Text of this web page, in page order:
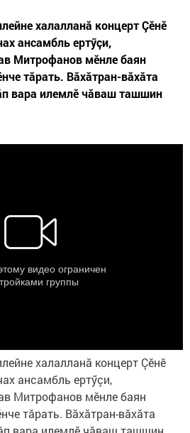
халалланă концерт Çӗнӗ
ансамбль ертӳçи,
Митрофанов мӗнле баян
тăрать. Вăхăтран-вăхăта
вара илемлӗ чăваш ташшин
халалланă концерт Çӗнӗ
ансамбль ертӳçи,
Митрофанов мӗнле баян
тăрать. Вăхăтран-вăхăта